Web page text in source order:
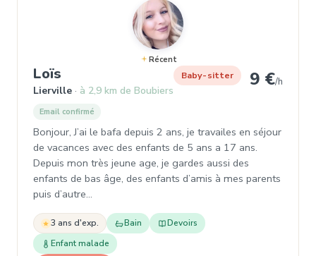
Récent
Loïs , Garde d'enfant à Lierville
Lierville à 2,9 km de Boubiers
Baby-sitter 9 €/h
Email confirmé
Bonjour, J’ai le bafa depuis 2 ans, je travailes en séjour
de vacances avec des enfants de 5 ans a 17 ans.
Depuis mon très jeune age, je gardes aussi des
enfants de bas âge, des enfants d’amis à mes parents
puis d’autre…
3 ans d'exp. Bain
Devoirs
Enfant malade